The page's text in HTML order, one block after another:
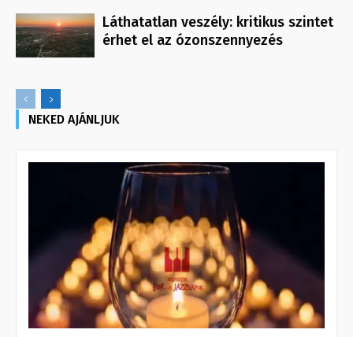
Láthatatlan veszély: kritikus szintet
érhet el az ózonszennyezés
NEKED AJÁNLJUK